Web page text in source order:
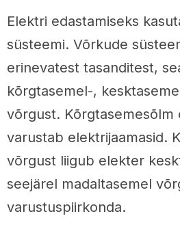
Elektri edastamiseks
süsteemi. Võrkude
erinevatest tasanditest,
kõrgtasemel-,
võrgust. Kõrgtasemesõlm
varustab elektrijaamasid.
võrgust liigub elekter
seejärel madaltasemel
varustuspiirkonda.